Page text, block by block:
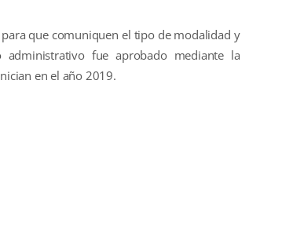
que comuniquen el tipo de modalidad y
fue aprobado mediante la
en el año 2019.